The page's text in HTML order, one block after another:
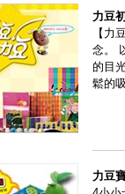
力豆
【力
念。
的目
鬆的
力豆